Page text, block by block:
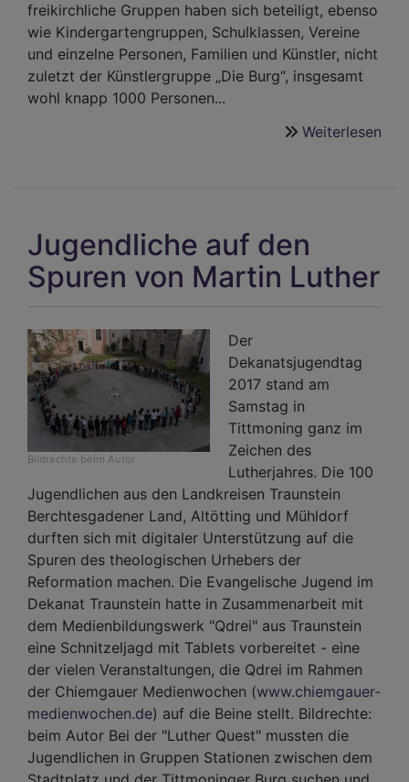
freikirchliche Gruppen haben sich beteiligt, ebenso
wie Kindergartengruppen, Schulklassen, Vereine
und einzelne Personen, Familien und Künstler, nicht
zuletzt der Künstlergruppe „Die Burg“, insgesamt
wohl knapp 1000 Personen...
Weiterlesen
Jugendliche auf den
Spuren von Martin Luther
Bildrechte beim Autor
Der
Dekanatsjugendtag
2017 stand am
Samstag in
Tittmoning ganz im
Zeichen des
Lutherjahres. Die 100
Jugendlichen aus den Landkreisen Traunstein
Berchtesgadener Land, Altötting und Mühldorf
durften sich mit digitaler Unterstützung auf die
Spuren des theologischen Urhebers der
Reformation machen. Die Evangelische Jugend im
Dekanat Traunstein hatte in Zusammenarbeit mit
dem Medienbildungswerk "Qdrei" aus Traunstein
eine Schnitzeljagd mit Tablets vorbereitet - eine
der vielen Veranstaltungen, die Qdrei im Rahmen
der Chiemgauer Medienwochen (www.chiemgauer-
medienwochen.de) auf die Beine stellt. Bildrechte:
beim Autor Bei der "Luther Quest" mussten die
Jugendlichen in Gruppen Stationen zwischen dem